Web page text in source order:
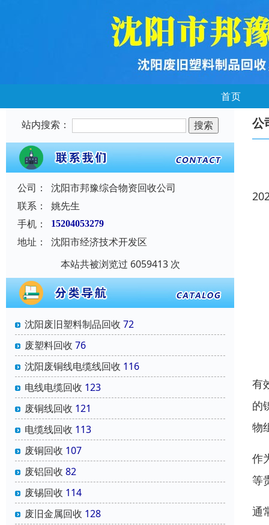
首页
站内搜索：
公司：
沈阳市邦豫综合物资回收公司
联系：
姚先生
手机：
15204053279
地址：
沈阳市经济技术开发区
本站共被浏览过 6059413 次
沈阳废旧塑料制品回收 72
废塑料回收 76
沈阳废铜线电缆线回收 116
电线电缆回收 123
废铜线回收 121
电缆线回收 113
废铜回收 107
废铝回收 82
废锡回收 114
废旧金属回收 128
公
有
的
物
作
等
通